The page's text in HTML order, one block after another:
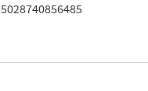
5028740856485